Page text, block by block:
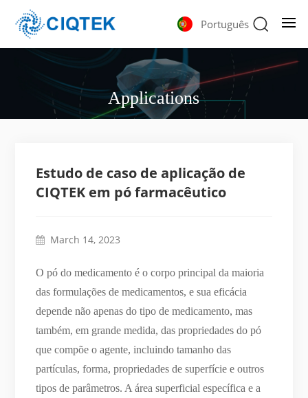
Português
Applications
Estudo de caso de aplicação de
CIQTEK em pó farmacêutico
March 14, 2023
O pó do medicamento é o corpo principal da maioria
das formulações de medicamentos, e sua eficácia
depende não apenas do tipo de medicamento, mas
também, em grande medida, das propriedades do pó
que compõe o agente, incluindo tamanho das
partículas, forma, propriedades de superfície e outros
tipos de parâmetros. A área superficial específica e a